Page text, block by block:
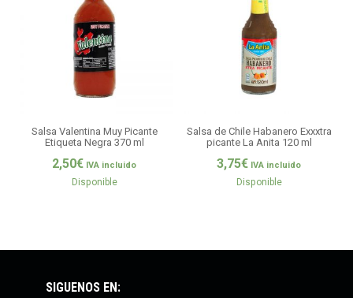
Salsa Valentina Muy Picante
Etiqueta Negra 370 ml
2,50€ IVA incluido
Disponible
Salsa de Chile Habanero Exxxtra
picante La Anita 120 ml
3,75€ IVA incluido
Disponible
SÍGUENOS EN: